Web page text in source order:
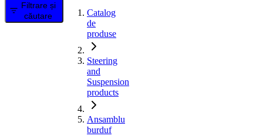
Filtrare și
căutare
Catalog
de
produse
Steering
and
Suspension
products
Ansamblu
burduf